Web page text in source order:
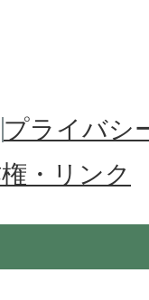
プライバシ
・リンク